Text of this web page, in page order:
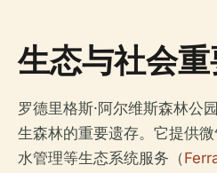
生态与社会
罗德里格斯·阿尔维斯森林公
生森林的重要遗存。它提供
水管理等生态系统服务（